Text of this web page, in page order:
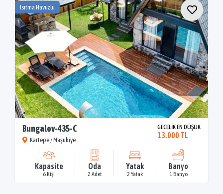
Isıtma Havuzlu
Bungalov-435-C
Kartepe / Maşukiye
GECELİK EN DÜŞÜK
13.000 TL
Kapasite
6 Kişi
Oda
2 Adet
Yatak
2 Yatak
Banyo
1 Banyo